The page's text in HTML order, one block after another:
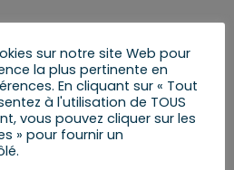
lycées professionnels
spécifiquement les élèves
des certifications
état de cause, dans tous
accueillis pour des
les équipes
sur notre site Web pour
la plus pertinente en
En cliquant sur « Tout
à l'utilisation de TOUS
vous pouvez cliquer sur les
» pour fournir un